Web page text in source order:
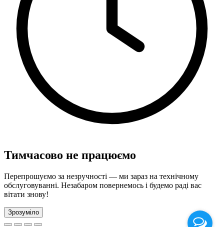
Тимчасово не працюємо
Перепрошуємо за незручності — ми зараз на технічному
обслуговуванні. Незабаром повернемось і будемо раді вас
вітати знову!
Зрозуміло